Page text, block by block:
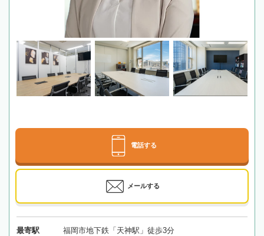
電話する
メールする
最寄駅 福岡市地下鉄「天神駅」徒歩3分